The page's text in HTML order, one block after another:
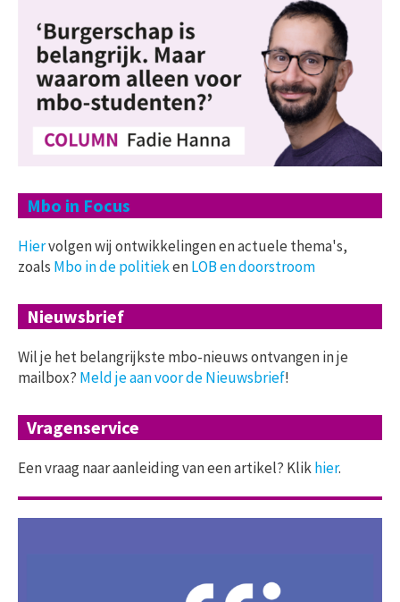
Mbo in Focus
Hiervolgen wij ontwikkelingen en actuele thema's,
zoals Mbo in de politiekenLOB en doorstroom
Nieuwsbrief
Wil je het belangrijkste mbo-nieuws ontvangen in je
mailbox? Meld je aan voor de Nieuwsbrief!
Vragenservice
Een vraag naar aanleiding van een artikel? Klikhier.